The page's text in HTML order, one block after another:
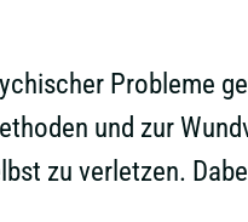
Probleme
und zur
zu verletzen.